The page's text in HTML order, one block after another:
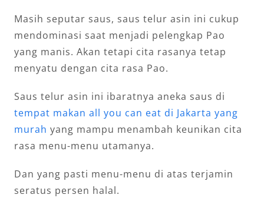
Masih seputar saus, saus telur asin ini cukup
mendominasi saat menjadi pelengkap Pao
yang manis. Akan tetapi cita rasanya tetap
menyatu dengan cita rasa Pao.
Saus telur asin ini ibaratnya aneka saus di
tempat makan all you can eat di Jakarta yang
murah yang mampu menambah keunikan cita
rasa menu-menu utamanya.
Dan yang pasti menu-menu di atas terjamin
seratus persen halal.